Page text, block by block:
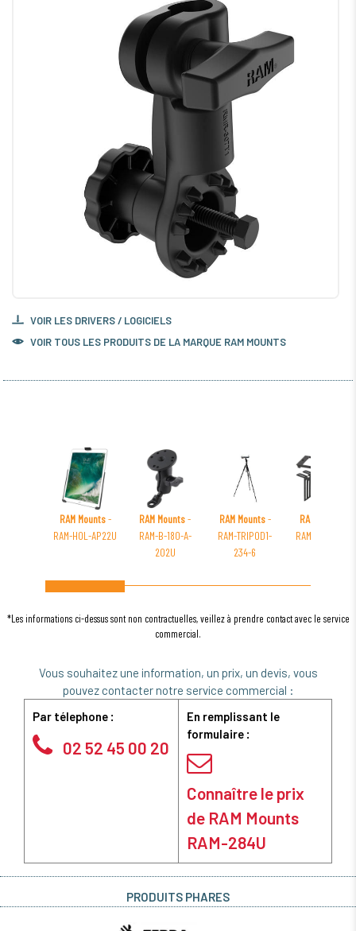
VOIR LES DRIVERS / LOGICIELS
VOIR TOUS LES PRODUITS DE LA MARQUE RAM MOUNTS
RAM Mounts-
RAM-HOL-AP22U
RAM Mounts-
RAM-B-180-A-
202U
RAM Mounts-
RAM-TRIPOD1-
234-6
RAM Mounts
RAM-FP3-7250-
*Les informations ci-dessus sont non contractuelles, veillez à prendre contact avec le service
commercial.
Vous souhaitez une information, un prix, un devis, vous
pouvez contacter notre service commercial :
Par télephone :
02 52 45 00 20
En remplissant le
formulaire :
Connaître le prix
de RAM Mounts
RAM-284U
PRODUITS PHARES